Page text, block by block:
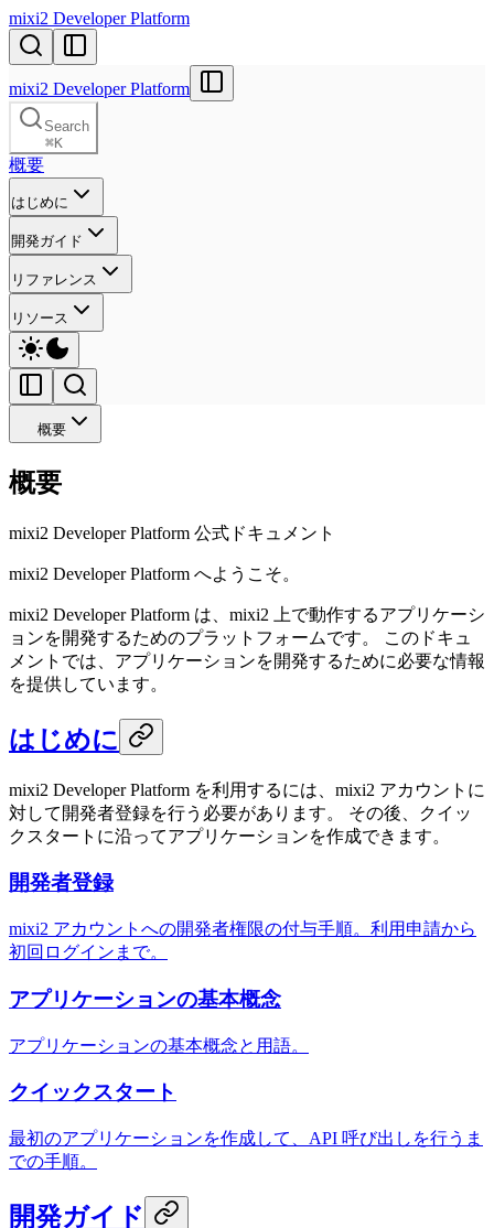
mixi2 Developer Platform
mixi2 Developer Platform
Search
⌘K
概要
はじめに
開発ガイド
リファレンス
リソース
概要
概要
mixi2 Developer Platform 公式ドキュメント
mixi2 Developer Platform へようこそ。
mixi2 Developer Platform は、mixi2 上で動作するアプリケーシ
ョンを開発するためのプラットフォームです。 このドキュ
メントでは、アプリケーションを開発するために必要な情報
を提供しています。
はじめに
mixi2 Developer Platform を利用するには、mixi2 アカウントに
対して開発者登録を行う必要があります。 その後、クイッ
クスタートに沿ってアプリケーションを作成できます。
開発者登録
mixi2 アカウントへの開発者権限の付与手順。利用申請から
初回ログインまで。
アプリケーションの基本概念
アプリケーションの基本概念と用語。
クイックスタート
最初のアプリケーションを作成して、API 呼び出しを行うま
での手順。
開発ガイド